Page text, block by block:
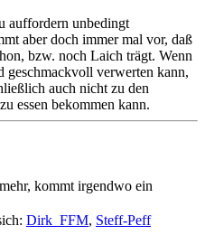
auffordern unbedingt
aber doch immer mal vor, daß
bzw. noch Laich trägt. Wenn
geschmackvoll verwerten kann,
auch nicht zu den
essen bekommen kann.
kommt irgendwo ein
Dirk_FFM, Steff-Peff